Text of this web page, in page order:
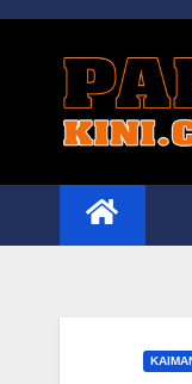
Skip